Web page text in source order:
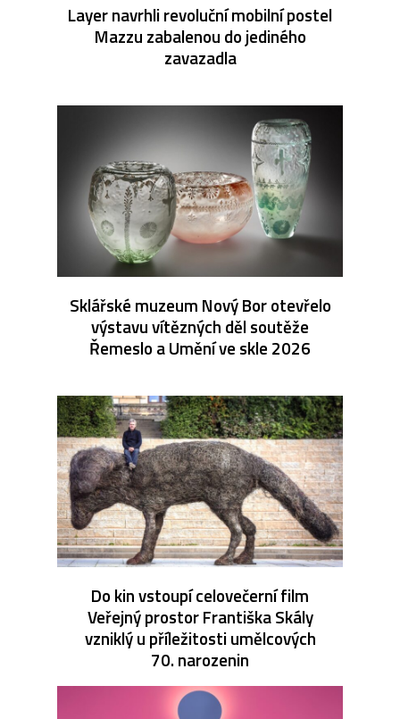
Layer navrhli revoluční mobilní postel
Mazzu zabalenou do jediného
zavazadla
Sklářské muzeum Nový Bor otevřelo
výstavu vítězných děl soutěže
Řemeslo a Umění ve skle 2026
Do kin vstoupí celovečerní film
Veřejný prostor Františka Skály
vzniklý u příležitosti umělcových
70. narozenin